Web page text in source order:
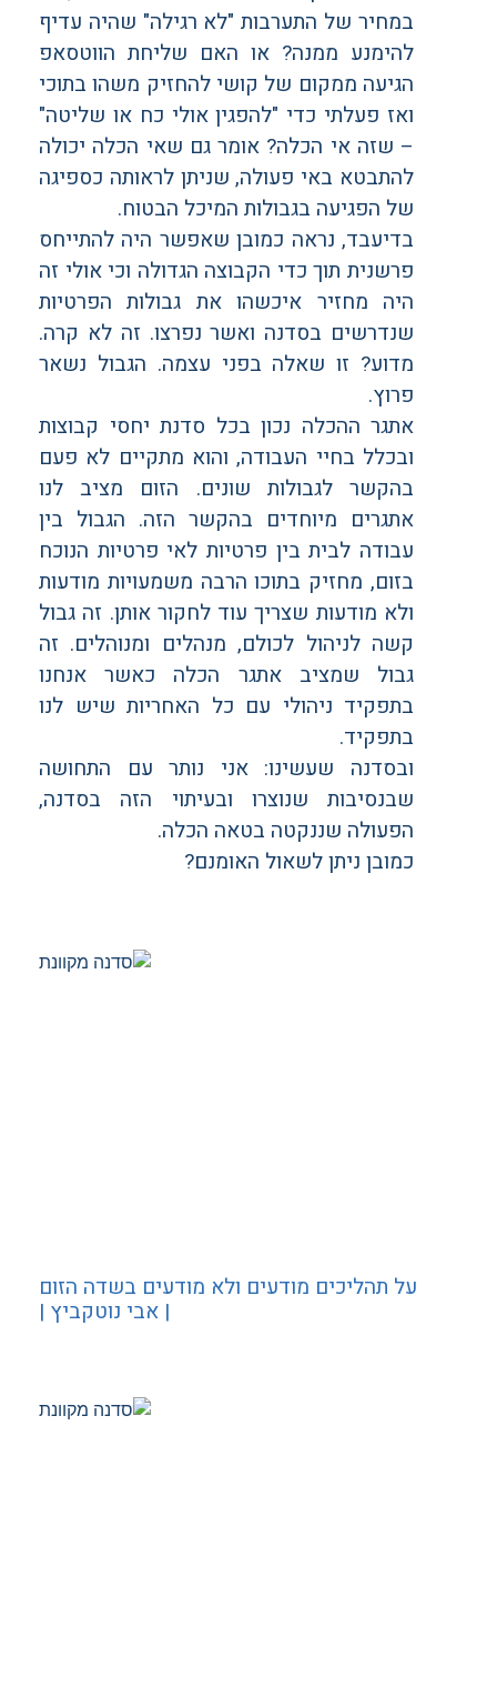
במחיר של התערבות "לא רגילה" שהיה עדיף
להימנע ממנה? או האם שליחת הווטסאפ
הגיעה ממקום של קושי להחזיק משהו בתוכי
ואז פעלתי כדי "להפגין אולי כח או שליטה"
– שזה אי הכלה? אומר גם שאי הכלה יכולה
להתבטא באי פעולה, שניתן לראותה כספיגה
של הפגיעה בגבולות המיכל הבטוח.
בדיעבד, נראה כמובן שאפשר היה להתייחס
פרשנית תוך כדי הקבוצה הגדולה וכי אולי זה
היה מחזיר איכשהו את גבולות הפרטיות
שנדרשים בסדנה ואשר נפרצו. זה לא קרה.
מדוע? זו שאלה בפני עצמה. הגבול נשאר
פרוץ.
אתגר ההכלה נכון בכל סדנת יחסי קבוצות
ובכלל בחיי העבודה, והוא מתקיים לא פעם
בהקשר לגבולות שונים. הזום מציב לנו
אתגרים מיוחדים בהקשר הזה. הגבול בין
עבודה לבית בין פרטיות לאי פרטיות הנוכח
בזום, מחזיק בתוכו הרבה משמעויות מודעות
ולא מודעות שצריך עוד לחקור אותן. זה גבול
קשה לניהול לכולם, מנהלים ומנוהלים. זה
גבול שמציב אתגר הכלה כאשר אנחנו
בתפקיד ניהולי עם כל האחריות שיש לנו
בתפקיד.
ובסדנה שעשינו: אני נותר עם התחושה
שבנסיבות שנוצרו ובעיתוי הזה בסדנה,
הפעולה שננקטה בטאה הכלה.
כמובן ניתן לשאול האומנם?
על תהליכים מודעים ולא מודעים בשדה הזום
| אבי נוטקביץ |